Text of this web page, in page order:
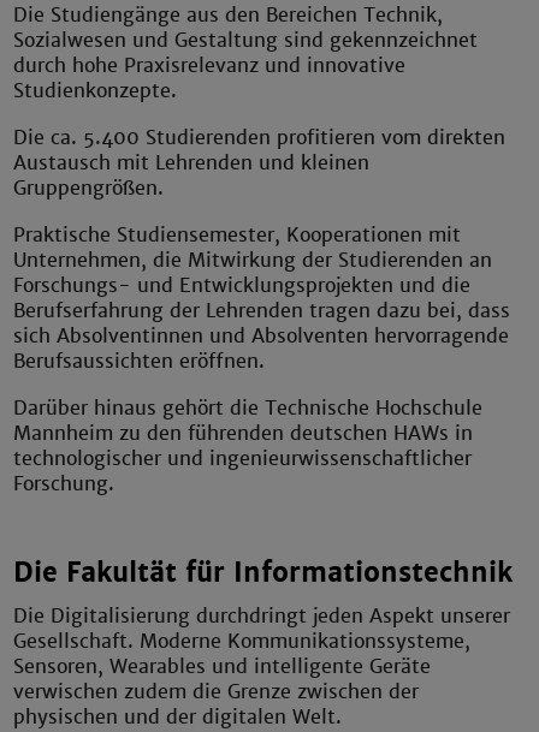
Die Studiengänge aus den Bereichen Technik,
Sozialwesen und Gestaltung sind gekennzeichnet
durch hohe Praxisrelevanz und innovative
Studienkonzepte.
Die ca. 5.400 Studierenden profitieren vom direkten
Austausch mit Lehrenden und kleinen
Gruppengrößen.
Praktische Studiensemester, Kooperationen mit
Unternehmen, die Mitwirkung der Studierenden an
Forschungs- und Entwicklungsprojekten und die
Berufserfahrung der Lehrenden tragen dazu bei, dass
sich Absolventinnen und Absolventen hervorragende
Berufsaussichten eröffnen.
Darüber hinaus gehört die Technische Hochschule
Mannheim zu den führenden deutschen HAWs in
technologischer und ingenieurwissenschaftlicher
Forschung.
Die Fakultät für Informationstechnik
Die Digitalisierung durchdringt jeden Aspekt unserer
Gesellschaft. Moderne Kommunikationssysteme,
Sensoren, Wearables und intelligente Geräte
verwischen zudem die Grenze zwischen der
physischen und der digitalen Welt.